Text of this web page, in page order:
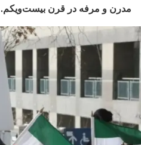
مدرن و مرفه در قرن بیست‌ویکم.